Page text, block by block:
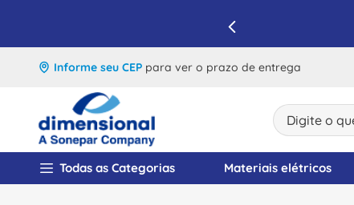
Informe seu CEP para ver o prazo de entrega
Digite o que
Todas as Categorias Materiais elétricos
1º disjuntor